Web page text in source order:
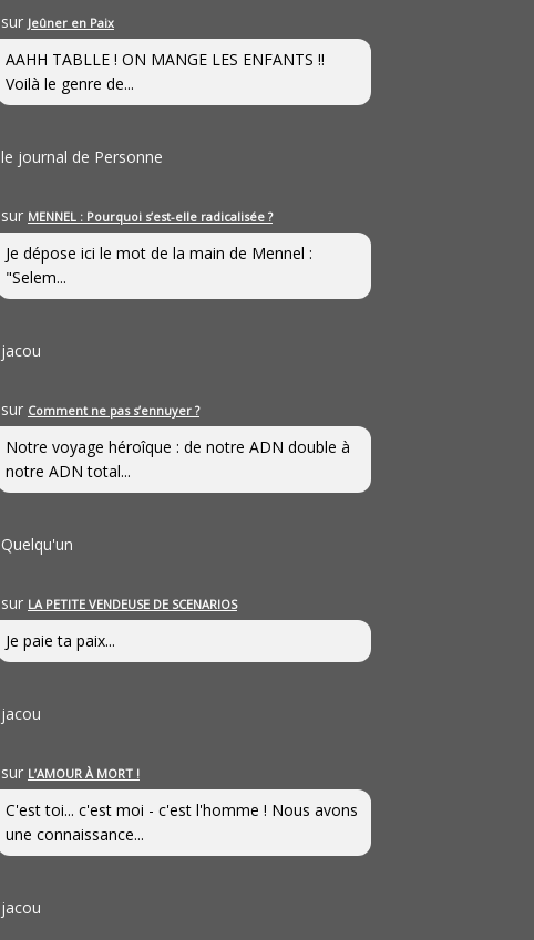
sur Jeûner en Paix
AAHH TABLLE ! ON MANGE LES ENFANTS !!
Voilà le genre de...
le journal de Personne
sur MENNEL : Pourquoi s’est-elle radicalisée ?
Je dépose ici le mot de la main de Mennel :
"Selem...
jacou
sur Comment ne pas s’ennuyer ?
Notre voyage héroîque : de notre ADN double à
notre ADN total...
Quelqu'un
sur LA PETITE VENDEUSE DE SCENARIOS
Je paie ta paix...
jacou
sur L’AMOUR À MORT !
C'est toi... c'est moi - c'est l'homme ! Nous avons
une connaissance...
jacou